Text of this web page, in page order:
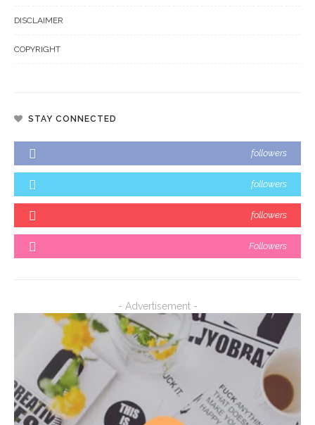
DISCLAIMER
COPYRIGHT
STAY CONNECTED
followers
followers
followers
Followers
- Advertisement -